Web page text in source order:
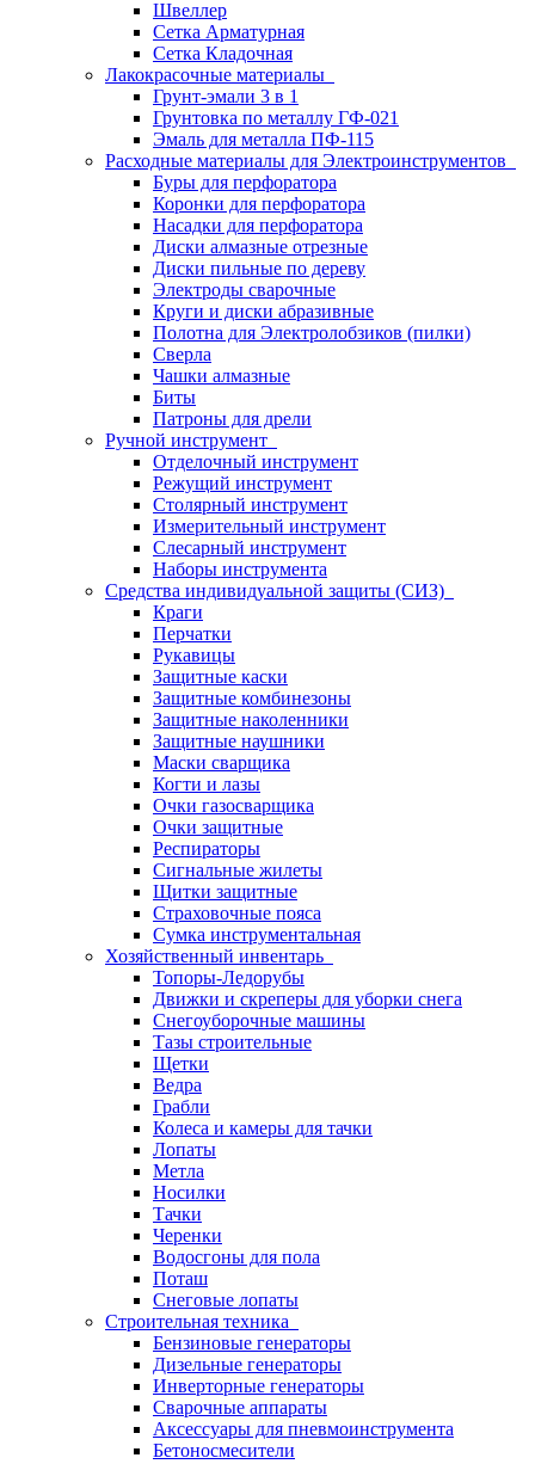
Швеллер
Сетка Арматурная
Сетка Кладочная
Лакокрасочные материалы
Грунт-эмали 3 в 1
Грунтовка по металлу ГФ-021
Эмаль для металла ПФ-115
Расходные материалы для Электроинструментов
Буры для перфоратора
Коронки для перфоратора
Насадки для перфоратора
Диски алмазные отрезные
Диски пильные по дереву
Электроды сварочные
Круги и диски абразивные
Полотна для Электролобзиков (пилки)
Сверла
Чашки алмазные
Биты
Патроны для дрели
Ручной инструмент
Отделочный инструмент
Режущий инструмент
Столярный инструмент
Измерительный инструмент
Слесарный инструмент
Наборы инструмента
Средства индивидуальной защиты (СИЗ)
Краги
Перчатки
Рукавицы
Защитные каски
Защитные комбинезоны
Защитные наколенники
Защитные наушники
Маски сварщика
Когти и лазы
Очки газосварщика
Очки защитные
Респираторы
Сигнальные жилеты
Щитки защитные
Страховочные пояса
Сумка инструментальная
Хозяйственный инвентарь
Топоры-Ледорубы
Движки и скреперы для уборки снега
Снегоуборочные машины
Тазы строительные
Щетки
Ведра
Грабли
Колеса и камеры для тачки
Лопаты
Метла
Носилки
Тачки
Черенки
Водосгоны для пола
Поташ
Снеговые лопаты
Строительная техника
Бензиновые генераторы
Дизельные генераторы
Инверторные генераторы
Сварочные аппараты
Аксессуары для пневмоинструмента
Бетоносмесители